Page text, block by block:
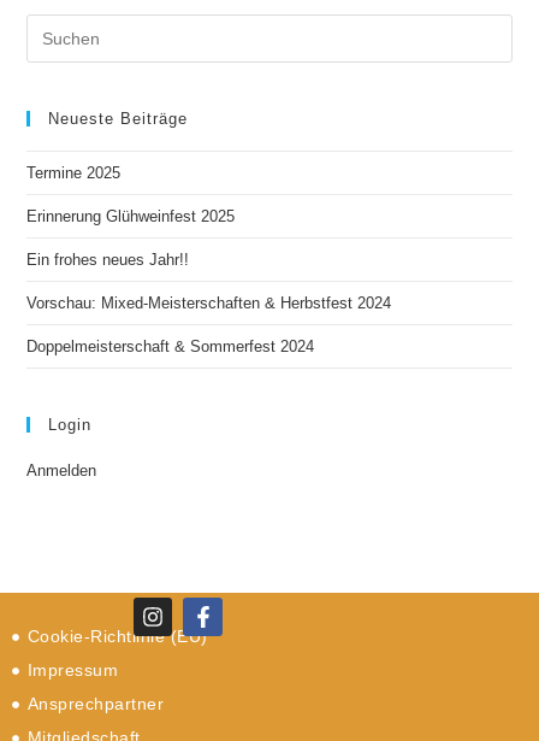
Neueste Beiträge
Termine 2025
Erinnerung Glühweinfest 2025
Ein frohes neues Jahr!!
Vorschau: Mixed-Meisterschaften & Herbstfest 2024
Doppelmeisterschaft & Sommerfest 2024
Login
Anmelden
Cookie-Richtlinie (EU)
Impressum
Ansprechpartner